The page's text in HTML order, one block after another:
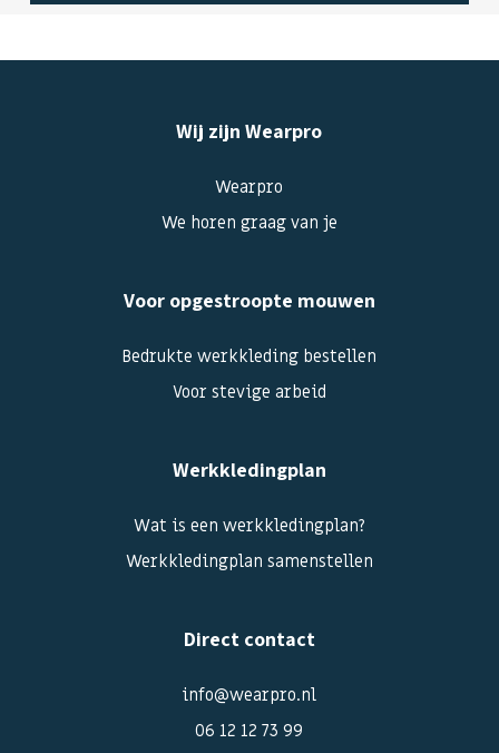
Wij zijn Wearpro
Wearpro
We horen graag van je
Voor opgestroopte mouwen
Bedrukte werkkleding bestellen
Voor stevige arbeid
Werkkledingplan
Wat is een werkkledingplan?
Werkkledingplan samenstellen
Direct contact
info@wearpro.nl
06 12 12 73 99